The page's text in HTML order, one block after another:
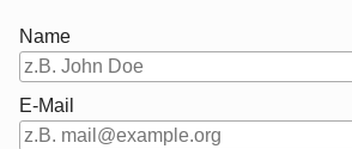
Name
E-Mail